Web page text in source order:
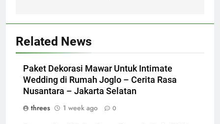
Related News
Paket Dekorasi Mawar Untuk Intimate
Wedding di Rumah Joglo – Cerita Rasa
Nusantara – Jakarta Selatan
threes
1 week ago 0